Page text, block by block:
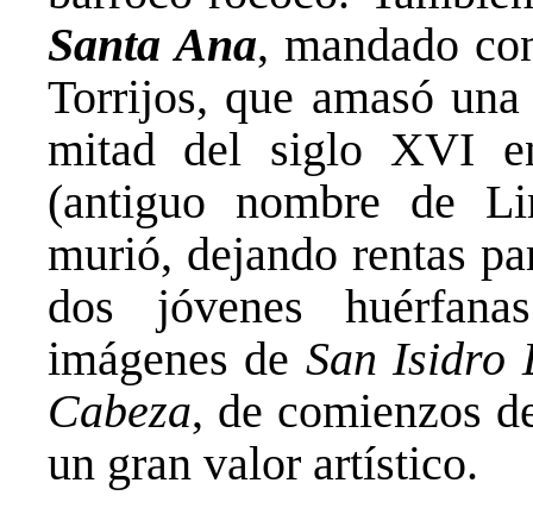
Santa Ana, mandado
Torrijos, que amasó
mitad del siglo XVI
(antiguo nombre de
murió, dejando rentas
dos jóvenes
imágenes de San
Cabeza, de comienzos
un gran valor artístico.